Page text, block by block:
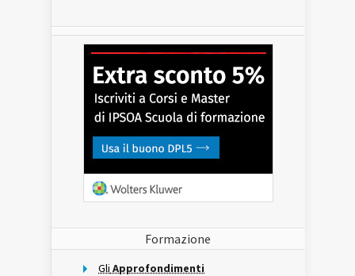
Formazione
Gli Approfondimenti